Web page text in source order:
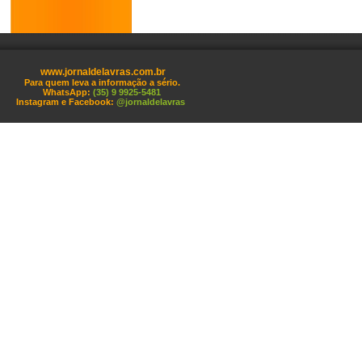
www.jornaldelavras.com.br
Para quem leva a informação a sério.
WhatsApp: (35) 9 9925-5481
Instagram e Facebook: @jornaldelavras